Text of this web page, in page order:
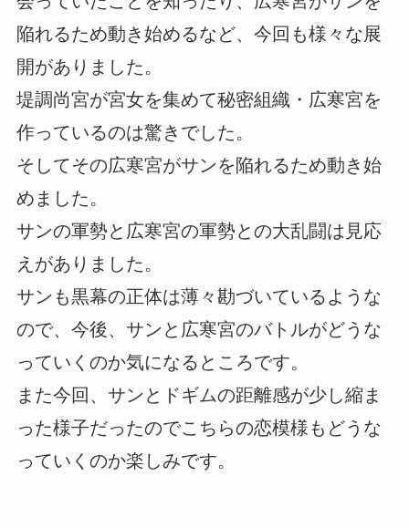
陥れるため動き始めるなど、今回も様々な展
開がありました。
堤調尚宮が宮女を集めて秘密組織・広寒宮を
作っているのは驚きでした。
そしてその広寒宮がサンを陥れるため動き始
めました。
サンの軍勢と広寒宮の軍勢との大乱闘は見応
えがありました。
サンも黒幕の正体は薄々勘づいているような
ので、今後、サンと広寒宮のバトルがどうな
っていくのか気になるところです。
また今回、サンとドギムの距離感が少し縮ま
った様子だったのでこちらの恋模様もどうな
っていくのか楽しみです。